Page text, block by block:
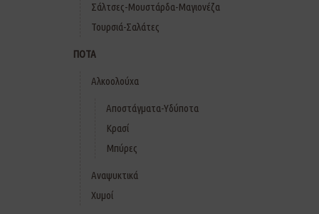
Σάλτσες-Μουστάρδα-Μαγιονέζα
Τουρσιά-Σαλάτες
ΠΟΤΑ
Αλκοολούχα
Αποστάγματα-Υδύποτα
Κρασί
Μπύρες
Αναψυκτικά
Χυμοί